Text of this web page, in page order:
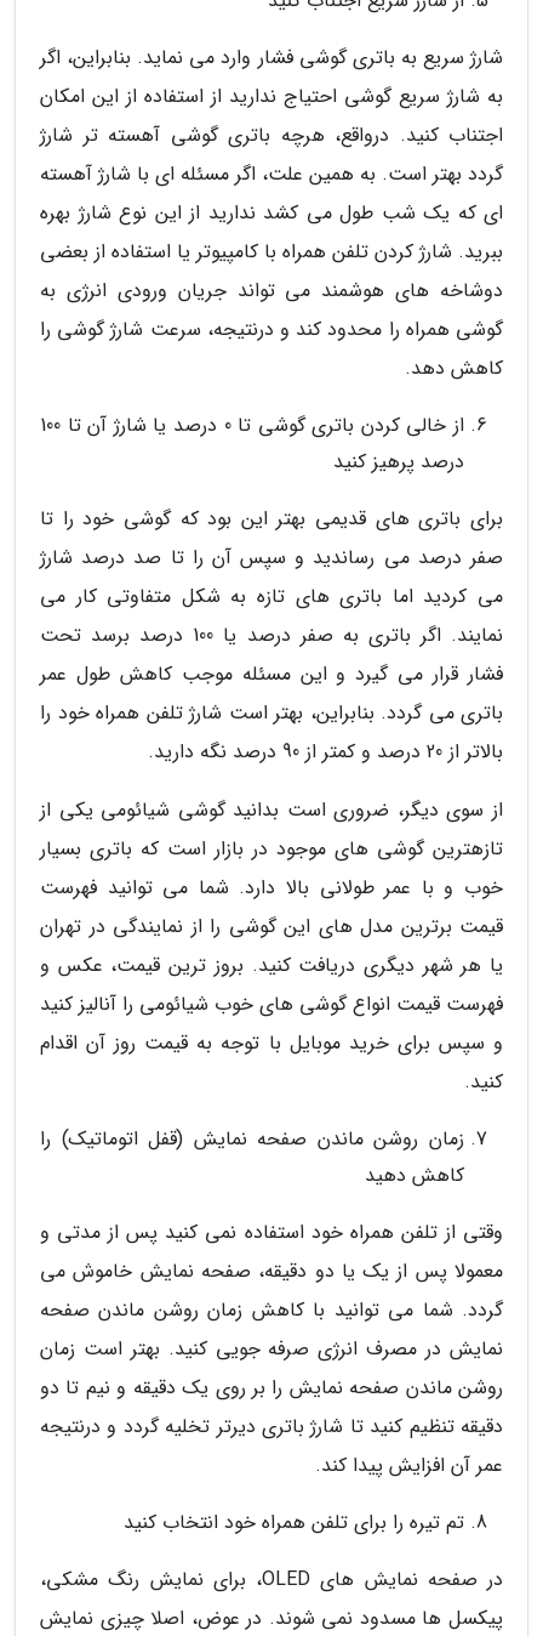
شارژ سریع به باتری گوشی فشار وارد می نماید. بنابراین، اگر
به شارژ سریع گوشی احتیاج ندارید از استفاده از این امکان
اجتناب کنید. درواقع، هرچه باتری گوشی آهسته تر شارژ
گردد بهتر است. به همین علت، اگر مسئله ای با شارژ آهسته
ای که یک شب طول می کشد ندارید از این نوع شارژ بهره
ببرید. شارژ کردن تلفن همراه با کامپیوتر یا استفاده از بعضی
دوشاخه های هوشمند می تواند جریان ورودی انرژی به
گوشی همراه را محدود کند و درنتیجه، سرعت شارژ گوشی را
کاهش دهد.
از خالی کردن باتری گوشی تا 0 درصد یا شارژ آن تا 100
درصد پرهیز کنید
برای باتری های قدیمی بهتر این بود که گوشی خود را تا
صفر درصد می رساندید و سپس آن را تا صد درصد شارژ
می کردید اما باتری های تازه به شکل متفاوتی کار می
نمایند. اگر باتری به صفر درصد یا 100 درصد برسد تحت
فشار قرار می گیرد و این مسئله موجب کاهش طول عمر
باتری می گردد. بنابراین، بهتر است شارژ تلفن همراه خود را
بالاتر از 20 درصد و کمتر از 90 درصد نگه دارید.
از سوی دیگر، ضروری است بدانید گوشی شیائومی یکی از
تازهترین گوشی های موجود در بازار است که باتری بسیار
خوب و با عمر طولانی بالا دارد. شما می توانید فهرست
قیمت برترین مدل های این گوشی را از نمایندگی در تهران
یا هر شهر دیگری دریافت کنید. بروز ترین قیمت، عکس و
فهرست قیمت انواع گوشی های خوب شیائومی را آنالیز کنید
و سپس برای خرید موبایل با توجه به قیمت روز آن اقدام
کنید.
زمان روشن ماندن صفحه نمایش (قفل اتوماتیک) را
کاهش دهید
وقتی از تلفن همراه خود استفاده نمی کنید پس از مدتی و
معمولا پس از یک یا دو دقیقه، صفحه نمایش خاموش می
گردد. شما می توانید با کاهش زمان روشن ماندن صفحه
نمایش در مصرف انرژی صرفه جویی کنید. بهتر است زمان
روشن ماندن صفحه نمایش را بر روی یک دقیقه و نیم تا دو
دقیقه تنظیم کنید تا شارژ باتری دیرتر تخلیه گردد و درنتیجه
عمر آن افزایش پیدا کند.
تم تیره را برای تلفن همراه خود انتخاب کنید
در صفحه نمایش های OLED، برای نمایش رنگ مشکی،
پیکسل ها مسدود نمی شوند. در عوض، اصلا چیزی نمایش